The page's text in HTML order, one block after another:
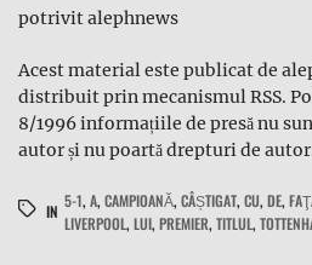
potrivit alephnews
Acest material este publicat de
distribuit prin mecanismul RSS.
8/1996 informațiile de presă nu
autor și nu poartă drepturi de
IN
5-1, A, CAMPIOANĂ, CÂȘTIGAT, CU, DE,
LIVERPOOL, LUI, PREMIER, TITLUL,